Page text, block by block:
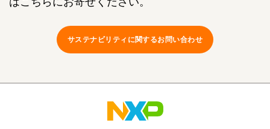
サステナビリティに関するお問い合わせ